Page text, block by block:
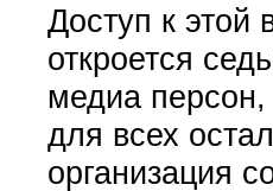
Доступ к этой
откроется
медиа персон,
для всех
организация